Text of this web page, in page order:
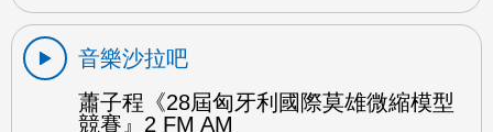
音樂沙拉吧
蕭子程《28屆匈牙利國際莫雄微縮模型
競賽』2 FM AM